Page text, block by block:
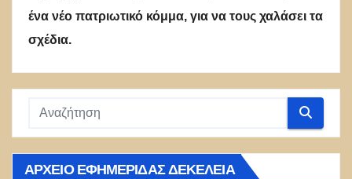
ένα νέο πατριωτικό κόμμα, για να τους χαλάσει τα
σχέδια.
ΑΡΧΕΊΟ ΕΦΗΜΕΡΊΔΑΣ ΔΕΚΈΛΕΙΑ